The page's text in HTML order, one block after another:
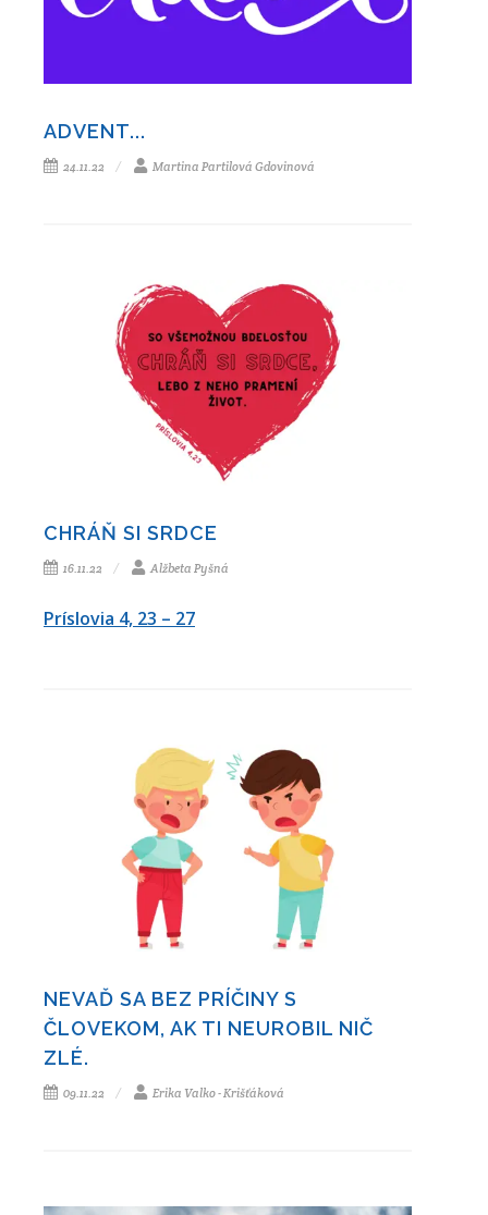
ADVENT...
24.11.22 Martina Partilová Gdovinová
CHRÁŇ SI SRDCE
16.11.22 Alžbeta Pyšná
Príslovia 4, 23 – 27
NEVAĎ SA BEZ PRÍČINY S
ČLOVEKOM, AK TI NEUROBIL NIČ
ZLÉ.
09.11.22 Erika Valko - Krišťáková